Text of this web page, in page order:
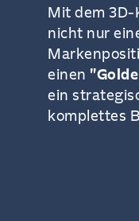
Mit dem
nicht nur
einen
ein
komplettes